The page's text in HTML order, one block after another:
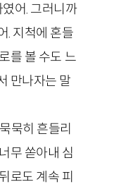
어. 그러니까
. 지척에 혼들
를 볼 수도 느
만나자는 말
묵히 흔들리
무 쏟아내 심
로도 계속 피